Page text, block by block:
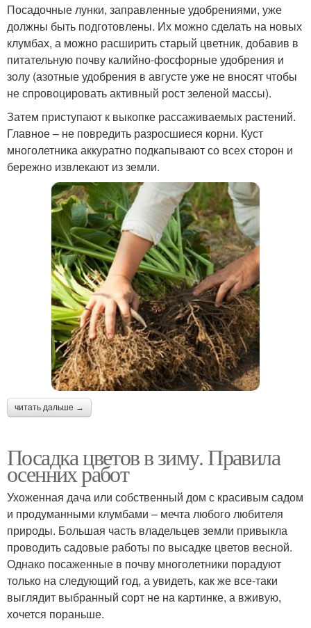
Посадочные лунки, заправленные удобрениями, уже
должны быть подготовлены. Их можно сделать на новых
клумбах, а можно расширить старый цветник, добавив в
питательную почву калийно-фосфорные удобрения и
золу (азотные удобрения в августе уже не вносят чтобы
не спровоцировать активный рост зеленой массы).
Затем приступают к выкопке рассаживаемых растений.
Главное – не повредить разросшиеся корни. Куст
многолетника аккуратно подкапывают со всех сторон и
бережно извлекают из земли.
читать дальше →
Посадка цветов в зиму. Правила
осенних работ
Ухоженная дача или собственный дом с красивым садом
и продуманными клумбами – мечта любого любителя
природы. Большая часть владельцев земли привыкла
проводить садовые работы по высадке цветов весной.
Однако посаженные в почву многолетники порадуют
только на следующий год, а увидеть, как же все-таки
выглядит выбранный сорт не на картинке, а вживую,
хочется пораньше.